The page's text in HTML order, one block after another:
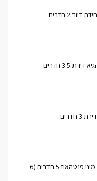
2 חדרים
3.5 חדרים
למכירה ברחוב נחל דן מיני פנטהאוז 5 חדרים (6